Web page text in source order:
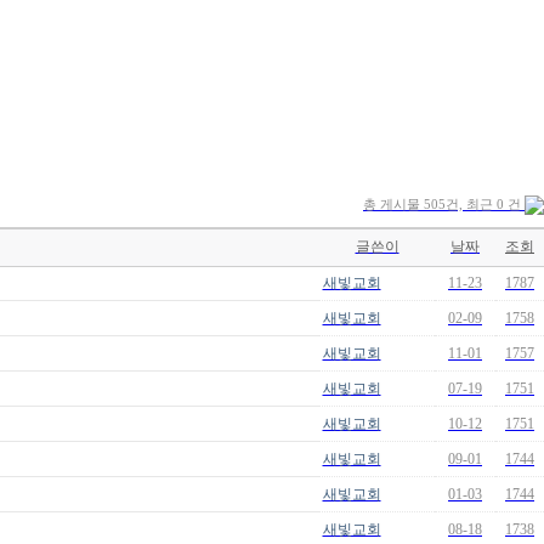
총 게시물 505건, 최근 0 건
글쓴이 날짜 조회
새빛교회 11-23 1787
새빛교회 02-09 1758
새빛교회 11-01 1757
새빛교회 07-19 1751
새빛교회 10-12 1751
새빛교회 09-01 1744
새빛교회 01-03 1744
새빛교회 08-18 1738